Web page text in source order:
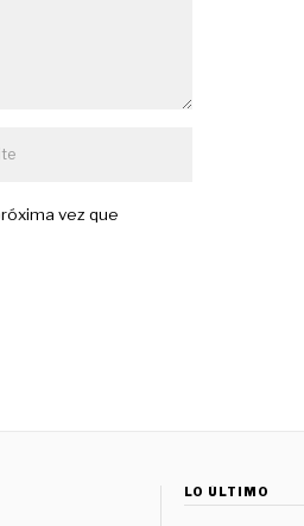
vez que
LO ÚLTIMO